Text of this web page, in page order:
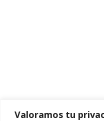
Valoramos tu